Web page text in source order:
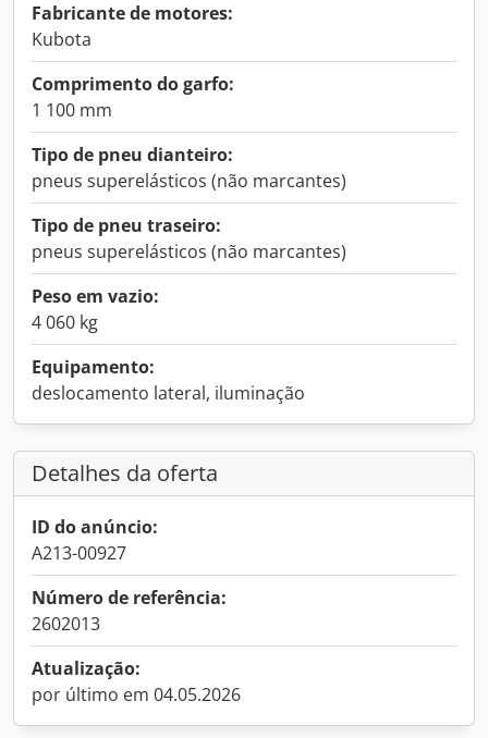
Fabricante de motores:
Kubota
Comprimento do garfo:
1 100 mm
Tipo de pneu dianteiro:
pneus superelásticos (não marcantes)
Tipo de pneu traseiro:
pneus superelásticos (não marcantes)
Peso em vazio:
4 060 kg
Equipamento:
deslocamento lateral, iluminação
Detalhes da oferta
ID do anúncio:
A213-00927
Número de referência:
2602013
Atualização:
por último em 04.05.2026